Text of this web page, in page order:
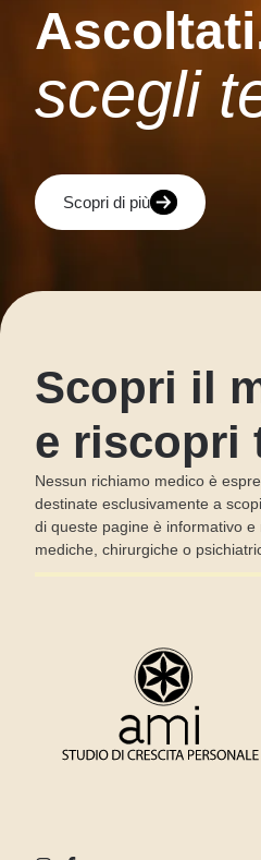
scegli
Scopri di più
Scopri il
e riscopri
Nessun richiamo medico è
destinate esclusivamente a
di queste pagine è informativo
mediche, chirurgiche o